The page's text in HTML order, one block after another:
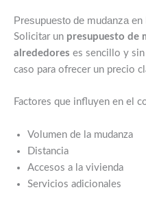
Presupuesto de mudanza
Solicitar un presupuesto de
alrededores es sencillo y
caso para ofrecer un precio
Factores que influyen en el
Volumen de la mudanza
Distancia
Accesos a la vivienda
Servicios adicionales